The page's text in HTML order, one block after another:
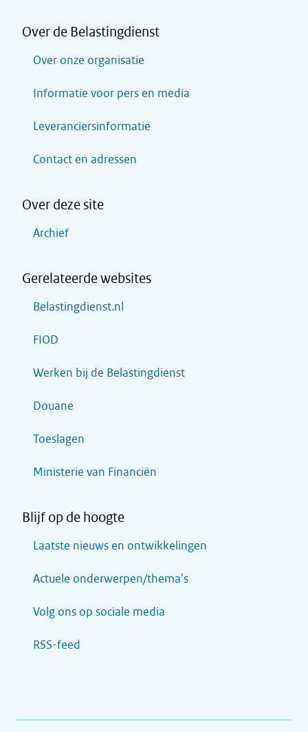
Over de Belastingdienst
Over onze organisatie
Informatie voor pers en media
Leveranciersinformatie
Contact en adressen
Over deze site
Archief
Gerelateerde websites
Belastingdienst.nl
FIOD
Werken bij de Belastingdienst
Douane
Toeslagen
Ministerie van Financiën
Blijf op de hoogte
Laatste nieuws en ontwikkelingen
Actuele onderwerpen/thema's
Volg ons op sociale media
RSS-feed